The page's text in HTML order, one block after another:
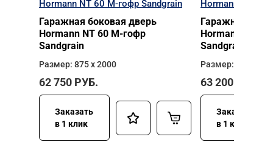
Гаражная боковая дверь
Hormann NT 60 M-гофр
Sandgrain
Размер: 875 х 2000
62 750 РУБ.
Заказать
в 1 клик
Гаражная
Hormann NT
Sandgrain
Размер: 875 х
63 200
Заказать
в 1 клик